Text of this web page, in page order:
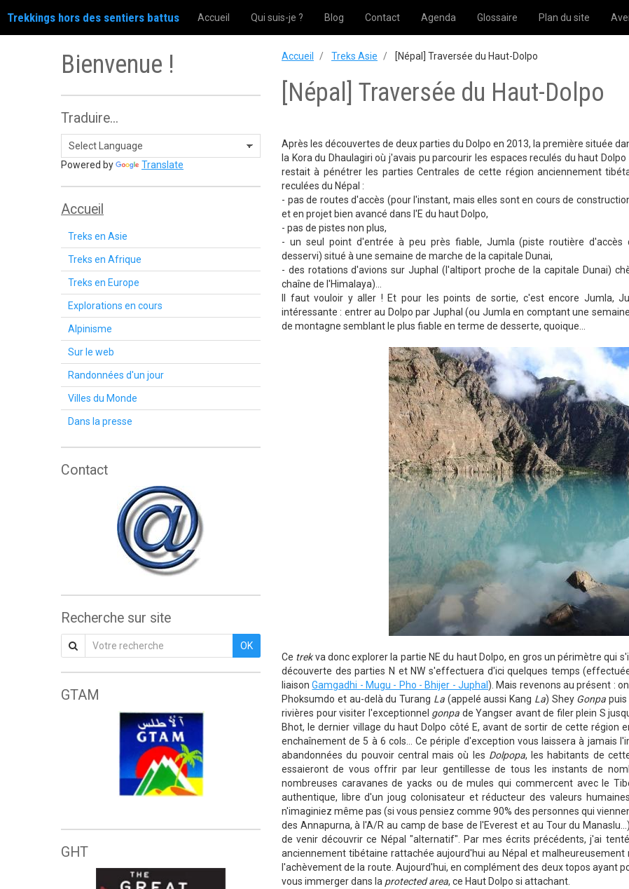
Trekkings hors des sentiers battus Accueil Qui suis-je ? Blog Contact Agenda Glossaire Plan du site
Accueil Treks Asie [Népal] Traversée du Haut-Dolpo
[Népal] Traversée du Haut-Dolpo
Après les découvertes de deux parties du Dolpo en 2013, la première située
la Kora du Dhaulagiri où j'avais pu parcourir les espaces reculés du haut
restait à pénétrer les parties Centrales de cette région anciennement
reculées du Népal :
- pas de routes d'accès (pour l'instant, mais elles sont en cours de
et en projet bien avancé dans l'E du haut Dolpo,
- pas de pistes non plus,
- un seul point d'entrée à peu près fiable, Jumla (piste routière d'accès
desservi) situé à une semaine de marche de la capitale Dunai,
- des rotations d'avions sur Juphal (l'altiport proche de la capitale Dunai)
chaîne de l'Himalaya)...
Il faut vouloir y aller ! Et pour les points de sortie, c'est encore Jumla,
intéressante : entrer au Dolpo par Juphal (ou Jumla en comptant une
de montagne semblant le plus fiable en terme de desserte, quoique...
Ce trekva donc explorer la partie NE du haut Dolpo, en gros un périmètre qui
découverte des parties N et NW s'effectuera d'ici quelques temps
liaisonGamgadhi - Mugu - Pho - Bhijer - Juphal). Mais revenons au présent :
Phoksumdo et au-delà du Turang La (appelé aussi Kang La) Shey Gonpa puis
rivières pour visiter l'exceptionnel gonpa de Yangser avant de filer plein S
Bhot, le dernier village du haut Dolpo côté E, avant de sortir de cette région
enchaînement de 5 à 6 cols... Ce périple d'exception vous laissera à jamais
abandonnées du pouvoir central mais où les Dolpopa, les habitants de
essaieront de vous offrir par leur gentillesse de tous les instants de
nombreuses caravanes de yacks ou de mules qui commercent avec le
authentique, libre d'un joug colonisateur et réducteur des valeurs
n'imaginiez même pas (si vous pensiez comme 90% des personnes qui
des Annapurna, à l'A/R au camp de base de l'Everest et au Tour du
de venir découvrir ce Népal "alternatif". Par mes écrits précédents, j'ai
anciennement tibétaine rattachée aujourd'hui au Népal et
l'achèvement de la route. Aujourd'hui, en complément des deux topos ayant
vous immerger dans la protected area, ce Haut Dolpo si attachant.
Bienvenue !
Traduire...
Powered by Translate
Accueil
Treks en Asie
Treks en Afrique
Treks en Europe
Explorations en cours
Alpinisme
Sur le web
Randonnées d'un jour
Villes du Monde
Dans la presse
Contact
Recherche sur site
OK
GTAM
GHT